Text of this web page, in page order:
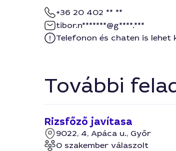
+36 20 402 ** **
tibor.n*******@g****.***
Telefonon és chaten is lehet
További
Rizsfőző javítasa
9022, 4, Apáca u., Győr
0 szakember válaszolt